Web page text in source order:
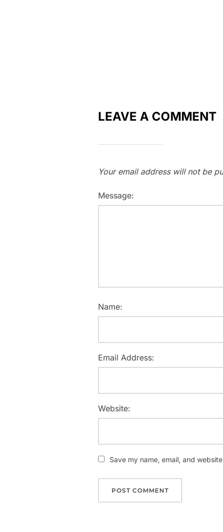
LEAVE A COMMENT
Your email address will not be
Message:
Name:
Email Address:
Website:
Save my name, email, and